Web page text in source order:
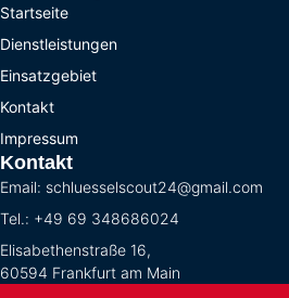
Startseite
Dienstleistungen
Einsatzgebiet
Kontakt
Impressum
Kontakt
Email: schluesselscout24@gmail.com
Tel.: +49 69 348686024
Elisabethenstraße 16,
60594 Frankfurt am Main